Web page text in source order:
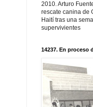
2010. Arturo
rescate canina de
Haití tras una
supervivientes
14237. En proceso